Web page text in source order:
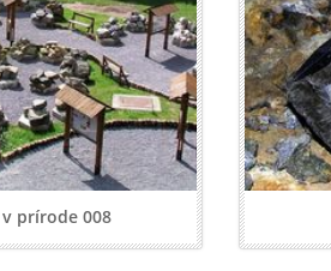
prírode 008